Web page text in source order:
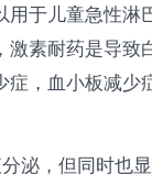
于儿童急性淋
素耐药是导致
，血小板减少
泌，但同时也